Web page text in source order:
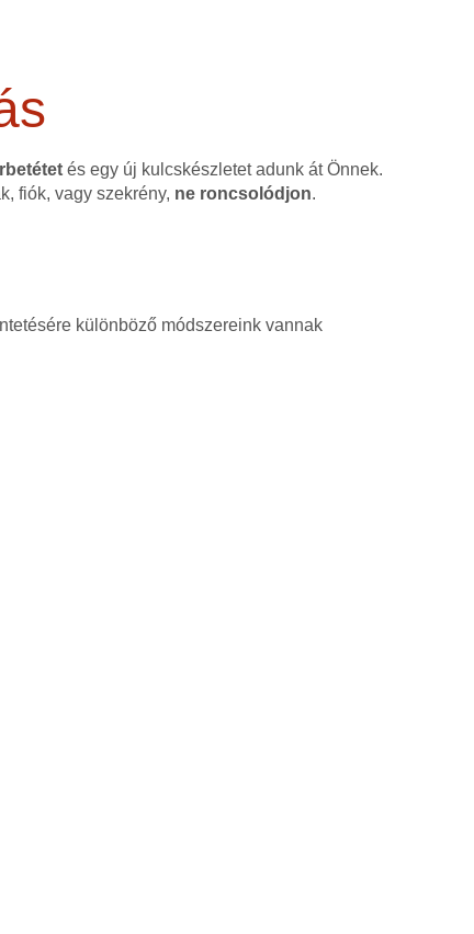
és egy új kulcskészletet adunk át Önnek.
fiók, vagy szekrény, ne roncsolódjon.
különböző módszereink vannak